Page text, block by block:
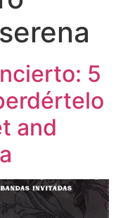
5
and